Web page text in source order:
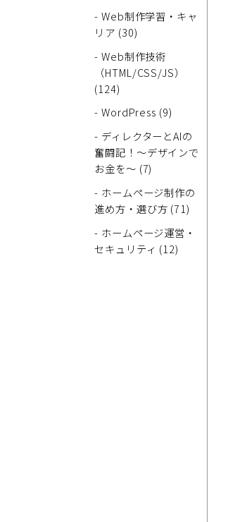
- Web制作学習・キャ
リア (30)
- Web制作技術
（HTML/CSS/JS）
(124)
- WordPress (9)
- ディレクターとAIの
奮闘記！～デザインで
お金を～ (7)
- ホームページ制作の
進め方・選び方 (71)
- ホームページ運営・
セキュリティ (12)